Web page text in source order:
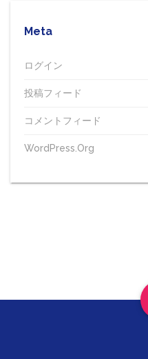
Meta
ログイン
投稿フィード
コメントフィード
WordPress.org